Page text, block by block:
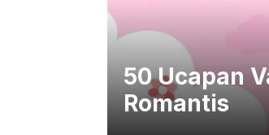
50 Ucapan
Romantis